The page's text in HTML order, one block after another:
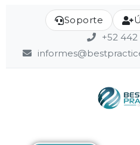
Soporte
+52 442